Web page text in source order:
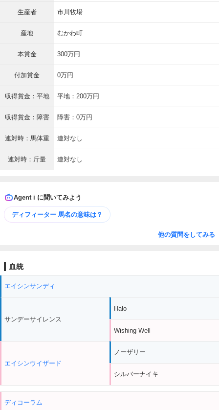
生産者 市川牧場
産地 むかわ町
本賞金 300万円
付加賞金 0万円
収得賞金：平地 平地：200万円
収得賞金：障害 障害：0万円
連対時：馬体重 連対なし
連対時：斤量 連対なし
Agent i に聞いてみよう
ディフィーター 馬名の意味は？
他の質問をしてみる
血統
エイシンサンディ
サンデーサイレンス
エイシンウイザード
Halo
Wishing Well
ノーザリー
シルバーナイキ
ディコーラム